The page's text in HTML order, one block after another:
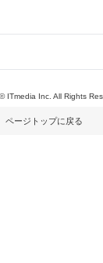
ITmedia Inc. All Rights
ページトップに戻る